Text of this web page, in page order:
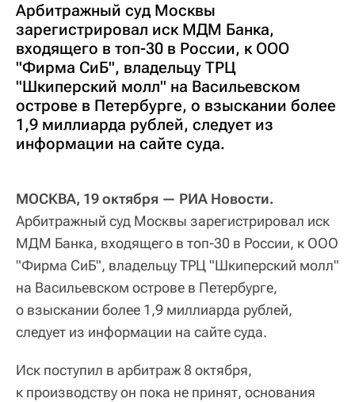
Арбитражный суд Москвы
зарегистрировал иск МДМ Банка,
входящего в топ-30 в России, к ООО
"Фирма СиБ", владельцу ТРЦ
"Шкиперский молл" на Васильевском
острове в Петербурге, о взыскании более
1,9 миллиарда рублей, следует из
информации на сайте суда.
МОСКВА, 19 октября — РИА Новости.
Арбитражный суд Москвы зарегистрировал иск
МДМ Банка, входящего в топ-30 в России, к ООО
"Фирма СиБ", владельцу ТРЦ "Шкиперский молл"
на Васильевском острове в Петербурге,
о взыскании более 1,9 миллиарда рублей,
следует из информации на сайте суда.
Иск поступил в арбитраж 8 октября,
к производству он пока не принят, основания